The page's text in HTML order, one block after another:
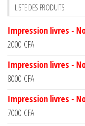
LISTE DES PRODUITS
Impression livres -
2000 CFA
Impression livres -
8000 CFA
Impression livres -
7000 CFA